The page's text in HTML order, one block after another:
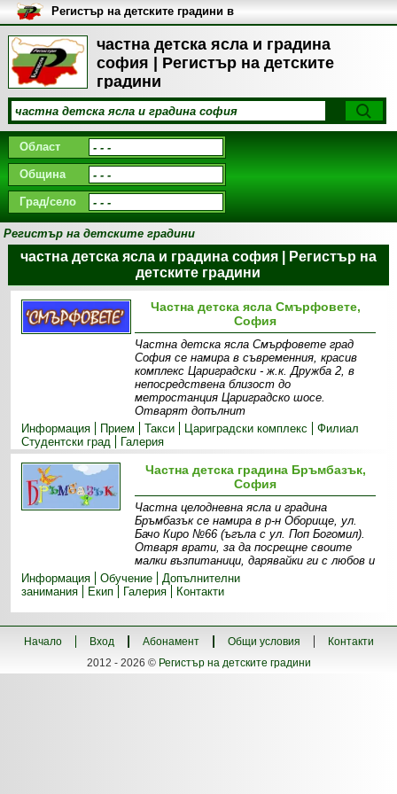
частна детска ясла и градина
софия | Регистър на детските
градини
Регистър на детските градини в
България
Област
Община
Град/село
Регистър на детските градини
частна детска ясла и градина софия | Регистър на
детските градини
Частна детска ясла Смърфовете,
София
Частна детска ясла Смърфовете град
София се намира в съвременния, красив
комплекс Цариградски - ж.к. Дружба 2, в
непосредствена близост до
метростанция Цариградско шосе.
Отварят допълнит
Информация
Прием Такси Цариградски комплекс
Филиал
Студентски град
Галерия
Частна детска градина Бръмбазък,
София
Частна целодневна ясла и градина
Бръмбазък се намира в р-н Оборище, ул.
Бачо Киро №66 (ъгъла с ул. Поп Богомил).
Отваря врати, за да посрещне своите
малки възпитаници, дарявайки ги с любов и
Информация
Обучение
Допълнителни
занимания
Екип Галерия Контакти
Начало Вход Абонамент Общи условия
Контакти
2012 - 2026 © Регистър на детските градини